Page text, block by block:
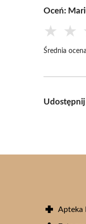
Oceń:
★ ★
Średnia
Udostępnij
Apteka